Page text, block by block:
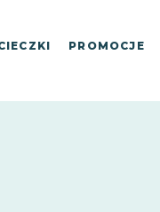
PROMOCJE